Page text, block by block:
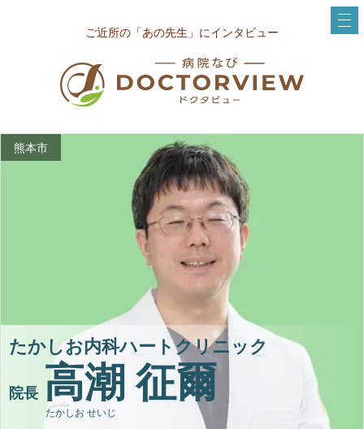
ご近所の「あの先生」にインタビュー
熊本市
たかしお内科ハートクリニック
院長 高潮 征爾
たかしお せいじ